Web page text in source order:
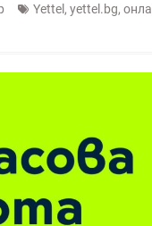
Yettel , yettel.bg,